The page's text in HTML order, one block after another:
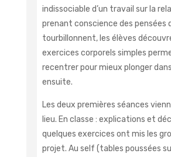
indissociable d’un travail sur la
prenant conscience des pensées
tourbillonnent, les élèves
exercices corporels simples
recentrer pour mieux plonger
ensuite.
Les deux premières séances
lieu. En classe : explications et
quelques exercices ont mis les
projet. Au self (tables poussées